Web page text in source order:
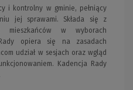
i kontrolny w gminie, pełniący
jej sprawami. Składa się z
mieszkańców w wyborach
Rady opiera się na zasadach
udział w sesjach oraz wgląd
Kadencja Rady